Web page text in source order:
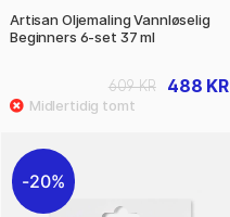
Artisan Oljemaling Vannløselig
Beginners 6-set 37 ml
488 KR
609 KR
20%